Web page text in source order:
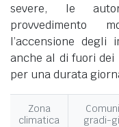
severe, le
provvedimento
l’accensione
anche al di fuori
per una durata
Zona
climatica
gradi-